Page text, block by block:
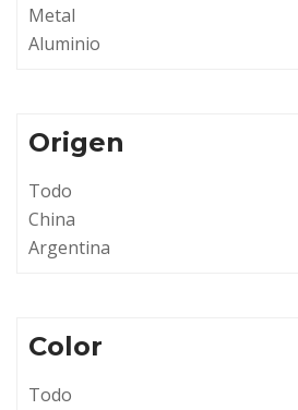
Metal
Aluminio
Origen
Todo
China
Argentina
Color
Todo